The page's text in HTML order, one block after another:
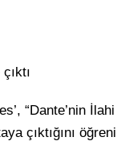
“Dante’nin
çıktığını